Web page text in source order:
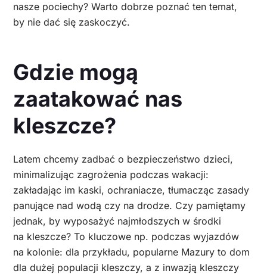
nasze pociechy? Warto dobrze poznać ten temat,
by nie dać się zaskoczyć.
Gdzie mogą
zaatakować nas
kleszcze?
Latem chcemy zadbać o bezpieczeństwo dzieci,
minimalizując zagrożenia podczas wakacji:
zakładając im kaski, ochraniacze, tłumacząc zasady
panujące nad wodą czy na drodze. Czy pamiętamy
jednak, by wyposażyć najmłodszych w środki
na kleszcze? To kluczowe np. podczas wyjazdów
na kolonie: dla przykładu, popularne Mazury to dom
dla dużej populacji kleszczy, a z inwazją kleszczy